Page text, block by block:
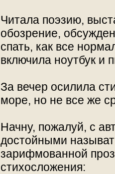
Читала поэзию,
обозрение,
спать, как все
включила ноутбук и
За вечер осилила
море, но не все же
Начну, пожалуй, с
достойными
зарифмованной
стихосложения: